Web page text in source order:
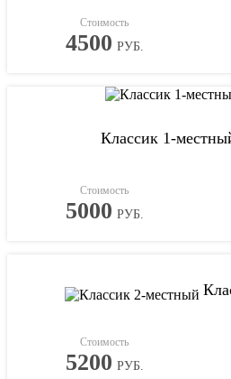
Стоимость
4500 РУБ.
Классик 1-
Стоимость
5000 РУБ.
Стоимость
5200 РУБ.